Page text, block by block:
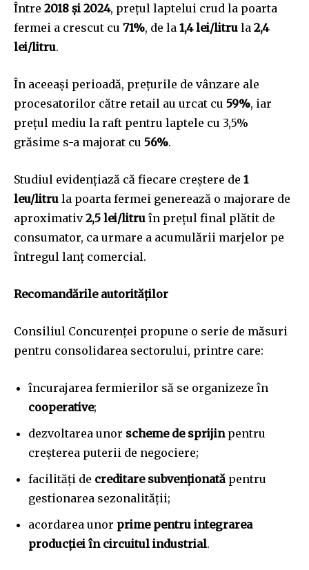
Între 2018 și 2024, prețul laptelui crud la poarta
fermei a crescut cu 71%, de la 1,4 lei/litru la 2,4
lei/litru.
În aceeași perioadă, prețurile de vânzare ale
procesatorilor către retail au urcat cu 59%, iar
prețul mediu la raft pentru laptele cu 3,5%
grăsime s-a majorat cu 56%.
Studiul evidențiază că fiecare creștere de 1
leu/litru la poarta fermei generează o majorare de
aproximativ2,5 lei/litru în prețul final plătit de
consumator, ca urmare a acumulării marjelor pe
întregul lanț comercial.
Recomandările autorităților
Consiliul Concurenței propune o serie de măsuri
pentru consolidarea sectorului, printre care:
încurajarea fermierilor să se organizeze în
cooperative;
dezvoltarea unor scheme de sprijinpentru
creșterea puterii de negociere;
facilități de creditare subvenționată pentru
gestionarea sezonalității;
acordarea unor prime pentru integrarea
producției în circuitul industrial.